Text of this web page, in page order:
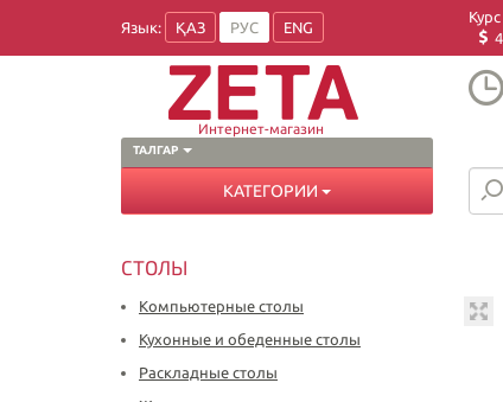
Язык: ҚАЗ РУС ENG
ТАЛГАР
Интернет-магазин
КАТЕГОРИИ
СТОЛЫ
Компьютерные столы
Кухонные и обеденные столы
Раскладные столы